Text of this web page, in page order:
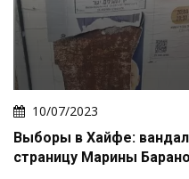
10/07/2023
Выборы в Хайфе:
страницу Марины